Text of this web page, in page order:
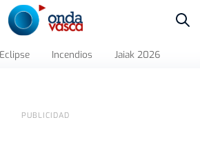
Eclipse Incendios Jaiak 2026